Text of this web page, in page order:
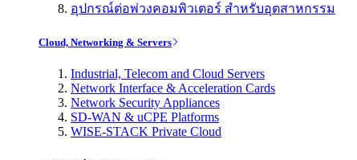
อุปกรณ์ต่อพ่วงคอมพิวเตอร์ สำหรับอุตสาหกรรม
Cloud, Networking & Servers
Industrial, Telecom and Cloud Servers
Network Interface & Acceleration Cards
Network Security Appliances
SD-WAN & uCPE Platforms
WISE-STACK Private Cloud